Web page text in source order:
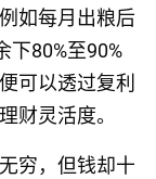
如每月出粮后
下80%至90%
可以透过复利
财灵活度。
穷，但钱却十